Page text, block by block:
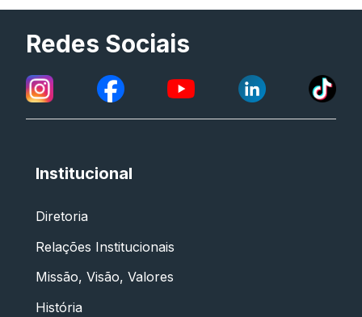
Redes Sociais
Institucional
Diretoria
Relações Institucionais
Missão, Visão, Valores
História